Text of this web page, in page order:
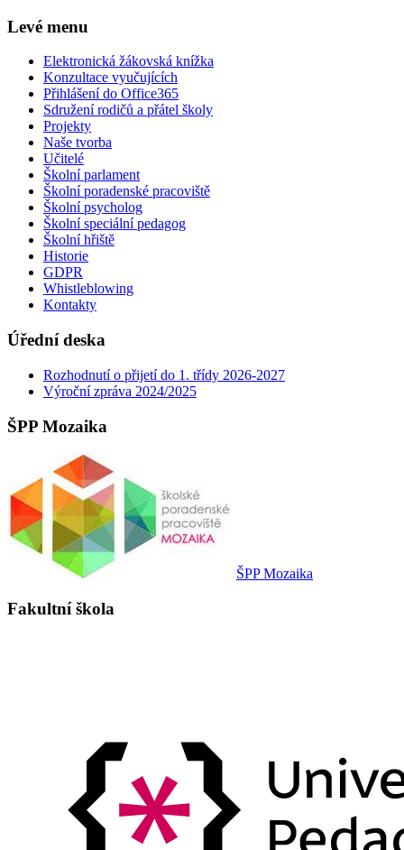
Levé menu
Elektronická žákovská knížka
Konzultace vyučujících
Přihlášení do Office365
Sdružení rodičů a přátel školy
Projekty
Naše tvorba
Učitelé
Školní parlament
Školní poradenské pracoviště
Školní psycholog
Školní speciální pedagog
Školní hřiště
Historie
GDPR
Whistleblowing
Kontakty
Úřední deska
Rozhodnutí o přijetí do 1. třídy 2026-2027
Výroční zpráva 2024/2025
ŠPP Mozaika
ŠPP Mozaika
Fakultní škola